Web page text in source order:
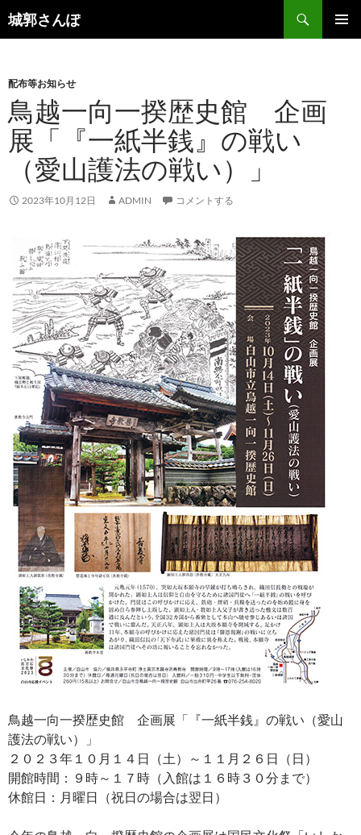
コ
ン
ツ
へ
ス
キ
城郭さんぽ
検
索
配布等お知らせ
鳥越一向一揆歴史館 企画
展「『一紙半銭』の戦い
（愛山護法の戦い）」
2023年10月12日 ADMIN コメントする
鳥越一向一揆歴史館 企画展「『一紙半銭』の戦い（愛山
護法の戦い）」
２０２３年１０月１４日（土）～１１月２６日（日）
開館時間：９時～１７時（入館は１６時３０分まで）
休館日：月曜日（祝日の場合は翌日）